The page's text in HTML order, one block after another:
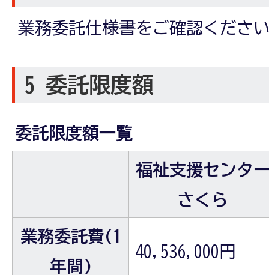
業務委託仕様書をご確認くださ
5 委託限度額
委託限度額一覧
福祉支援センタ
さくら
業務委託費(1
年間)
40,536,000円